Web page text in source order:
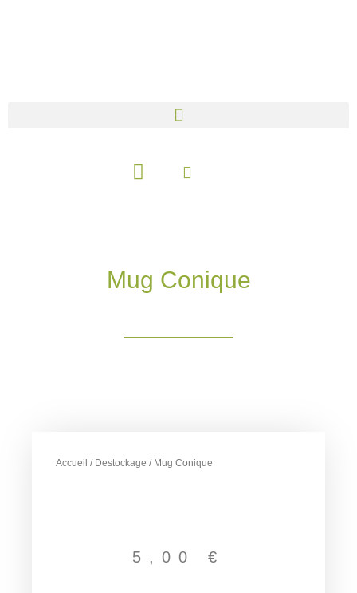
Panier
Mug Conique
Accueil / Destockage / Mug Conique
5,00 €